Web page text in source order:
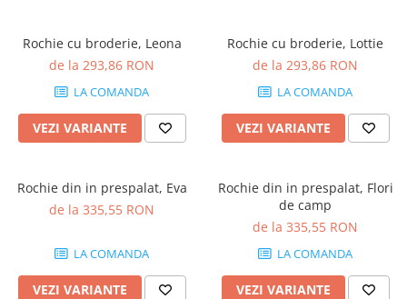
Rochie cu broderie, Leona
de la 293,86 RON
LA COMANDA
VEZI VARIANTE
Rochie cu broderie, Lottie
de la 293,86 RON
LA COMANDA
VEZI VARIANTE
Rochie din in prespalat, Eva
de la 335,55 RON
LA COMANDA
VEZI VARIANTE
Rochie din in prespalat, Flori
de camp
de la 335,55 RON
LA COMANDA
VEZI VARIANTE